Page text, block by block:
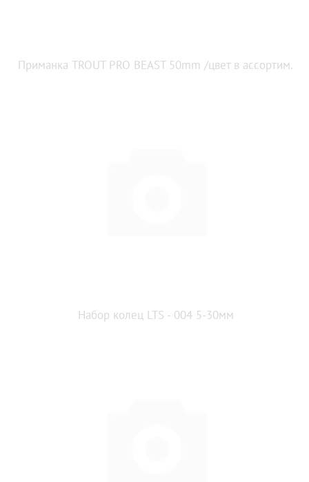
Приманка TROUT PRO BEAST 50mm /цвет в ассортим.
Набор колец LTS - 004 5-30мм